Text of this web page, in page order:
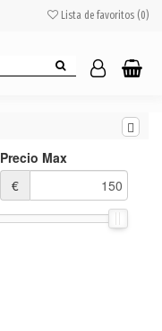
Lista de favoritos (0)
Precio Max
€